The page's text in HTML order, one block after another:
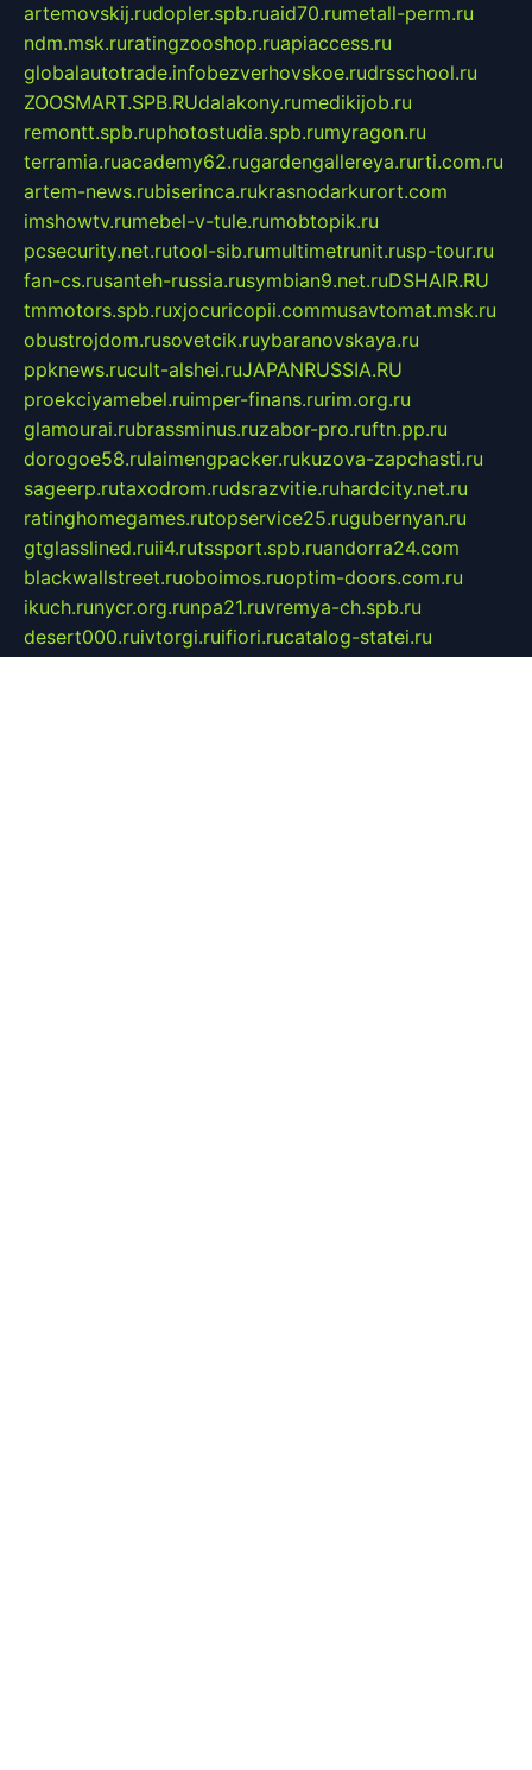
artemovskij.rudopler.spb.ruaid70.rumetall-perm.ru
ndm.msk.ruratingzooshop.ruapiaccess.ru
globalautotrade.infobezverhovskoe.rudrsschool.ru
ZOOSMART.SPB.RUdalakony.rumedikijob.ru
remontt.spb.ruphotostudia.spb.rumyragon.ru
terramia.ruacademy62.rugardengallereya.rurti.com.ru
artem-news.rubiserinca.rukrasnodarkurort.com
imshowtv.rumebel-v-tule.rumobtopik.ru
pcsecurity.net.rutool-sib.rumultimetrunit.rusp-tour.ru
fan-cs.rusanteh-russia.rusymbian9.net.ruDSHAIR.RU
tmmotors.spb.ruxjocuricopii.commusavtomat.msk.ru
obustrojdom.rusovetcik.ruybaranovskaya.ru
ppknews.rucult-alshei.ruJAPANRUSSIA.RU
proekciyamebel.ruimper-finans.rurim.org.ru
glamourai.rubrassminus.ruzabor-pro.ruftn.pp.ru
dorogoe58.rulaimengpacker.rukuzova-zapchasti.ru
sageerp.rutaxodrom.rudsrazvitie.ruhardcity.net.ru
ratinghomegames.rutopservice25.rugubernyan.ru
gtglasslined.ruii4.rutssport.spb.ruandorra24.com
blackwallstreet.ruoboimos.ruoptim-doors.com.ru
ikuch.runycr.org.runpa21.ruvremya-ch.spb.ru
desert000.ruivtorgi.ruifiori.rucatalog-statei.ru